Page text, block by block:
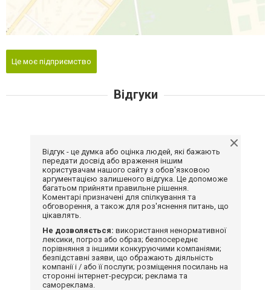
Це моє підприємство
Відгуки
Відгук - це думка або оцінка людей, які бажають
передати досвід або враження іншим
користувачам нашого сайту з обов'язковою
аргументацією залишеного відгука. Це допоможе
багатьом прийняти правильне рішення.
Коментарі призначені для спілкування та
обговорення, а також для роз'яснення питань, що
цікавлять.
Не дозволяється: використання ненормативної
лексики, погроз або образ; безпосереднє
порівняння з іншими конкуруючими компаніями;
безпідставні заяви, що ображають діяльність
компанії і / або її послуги; розміщення посилань на
сторонні інтернет-ресурси; реклама та
самореклама.